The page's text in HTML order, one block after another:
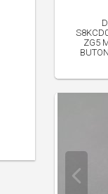
ZG5